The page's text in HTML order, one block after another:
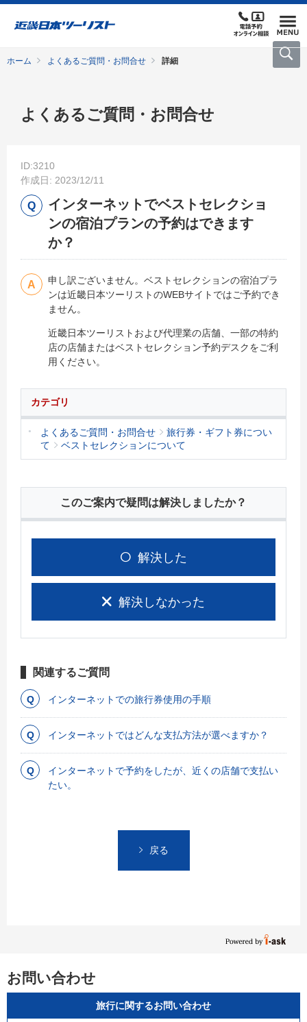
ホーム よくあるご質問・お問合せ 詳細
よくあるご質問・お問合せ
ID:3210
作成日: 2023/12/11
インターネットでベストセレクショ
ンの宿泊プランの予約はできます
か？
申し訳ございません。ベストセレクションの宿泊プラ
ンは近畿日本ツーリストのWEBサイトではご予約でき
ません。
近畿日本ツーリストおよび代理業の店舗、一部の特約
店の店舗またはベストセレクション予約デスクをご利
用ください。
カテゴリ
よくあるご質問・お問合せ
旅行券・ギフト券につい
て
ベストセレクションについて
このご案内で疑問は解決しましたか？
解決した
解決しなかった
関連するご質問
インターネットでの旅行券使用の手順
インターネットではどんな支払方法が選べますか？
インターネットで予約をしたが、近くの店舗で支払い
たい。
戻る
お問い合わせ
旅行に関するお問い合わせ